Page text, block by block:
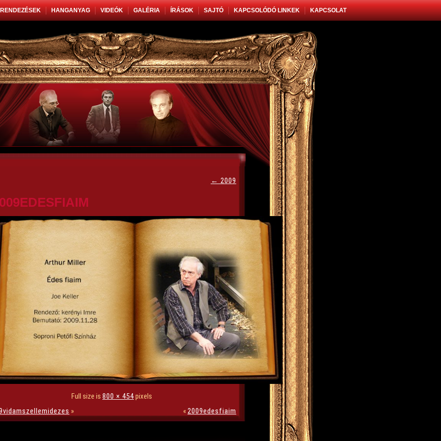
RENDEZÉSEK HANGANYAG VIDEÓK GALÉRIA ÍRÁSOK SAJTÓ KAPCSOLÓDÓ LINKEK KAPCSOLAT
← 2009
Full size is 800 × 454pixels
» «2009edesfiaim